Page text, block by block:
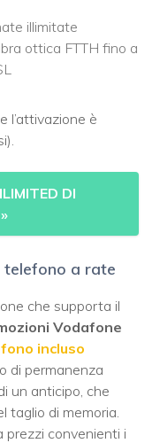
illimitate
ottica FTTH fino a
e l’attivazione è
DI
»
telefono a rate
che supporta il
Vodafone
incluso
di permanenza
un anticipo, che
taglio di memoria.
convenienti i